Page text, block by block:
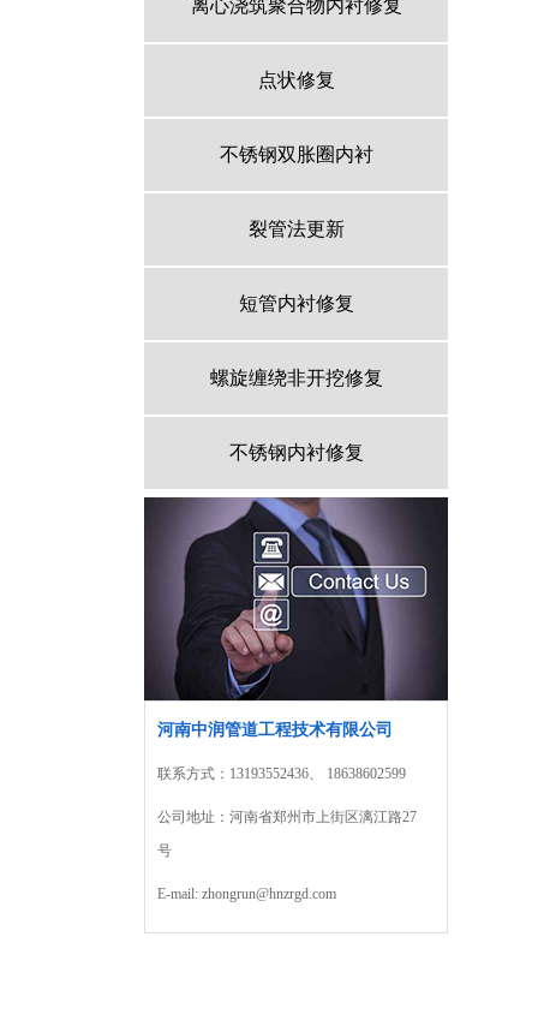
离心浇筑聚合物内衬修复
点状修复
不锈钢双胀圈内衬
裂管法更新
短管内衬修复
螺旋缠绕非开挖修复
不锈钢内衬修复
河南中润管道工程技术有限公司
联系方式：13193552436、 18638602599
公司地址：河南省郑州市上街区漓江路27
号
E-mail: zhongrun@hnzrgd.com